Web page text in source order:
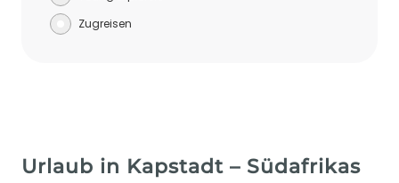
Zugreisen
Urlaub in Kapstadt – Südafrikas